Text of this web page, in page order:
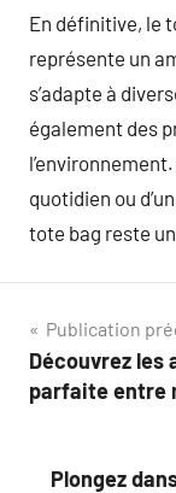
En définitive, le
représente un
s’adapte à
également des
quotidien ou
tote bag reste
de
Publication
Découvrez les
parfaite entre
Plongez